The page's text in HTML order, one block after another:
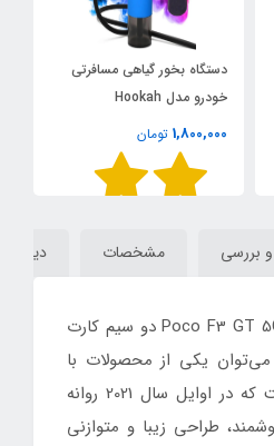
دستگاه بخور گیاهی مسافرتی
خودرو مدل Hookah
1,800,000 تومان
بررسی مشخصات
گوشی شیائومی مدل Poco F3 GT 5G دو سیم‌ کارت
128 و رم 6 را می‌توان یکی از محصولات با
کیفیت شیائومی دانست که در اوایل سال 2021 روانه
طراحی زیبا و متوازنی